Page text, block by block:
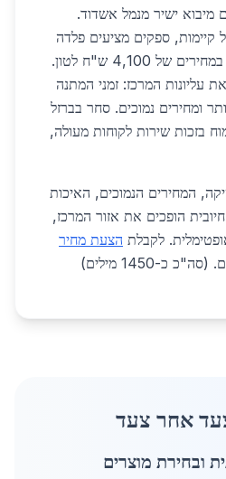
מיבוא ישיר מנמל אשדוד.
על קיימות, ספקים מציעים פלדה
ממוחזרת באיכות גבוהה, במחירים של 4,100 ש"ח לטון.
עליונות המרכז: זמני המתנה
ומחירים נמוכים. סחר בברזל
בזכות שירות לקוחות מעולה,
המחירים הנמוכים, האיכות
הופכים את אזור המרכז,
לקבלת הצעת מחיר
כ-1450 מילים)
אחר צעד